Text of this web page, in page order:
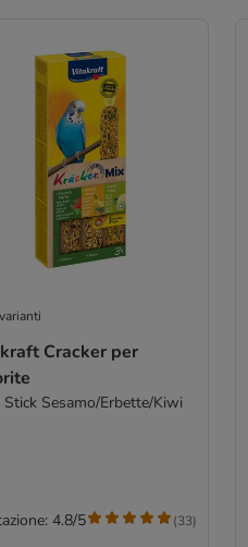
Cracker per
Stick Sesamo/Erbette/Kiwi
4.8/5 (33)